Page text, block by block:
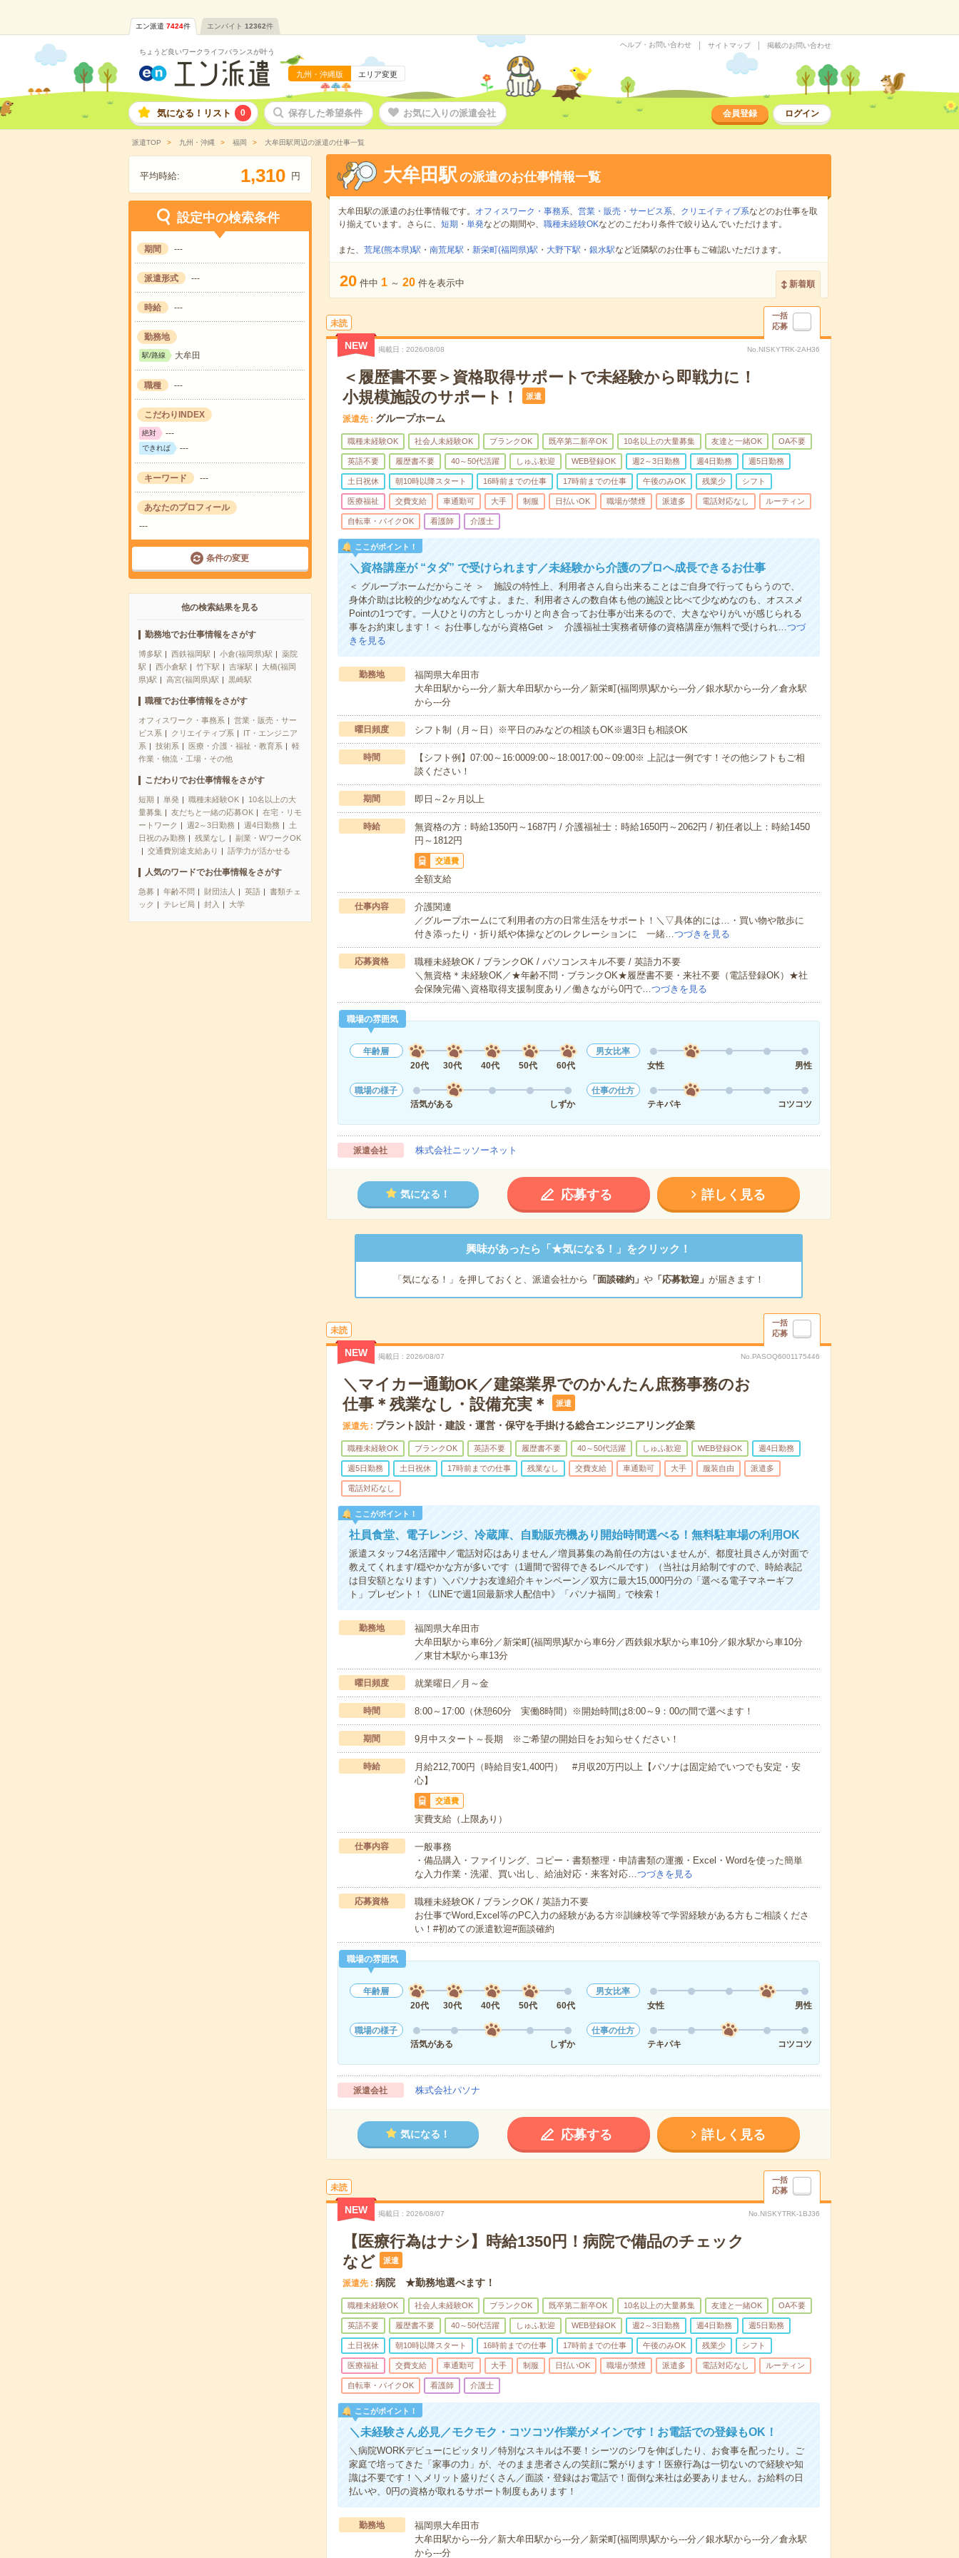
エン派遣 7424件 エンバイト 12362件
ちょうど良いワークライフバランスが叶う
九州・沖縄版 エリア変更
ヘルプ・お問い合わせ サイトマップ 掲載のお問い合わせ
気になる！リスト 0 保存した希望条件 お気に入りの派遣会社 会員登録 ログイン
派遣TOP 九州・沖縄 福岡 大牟田駅周辺の派遣の仕事一覧
平均時給: 1,310 円
設定中の検索条件
期間 ---
派遣形式 ---
時給 ---
勤務地
駅/路線 大牟田
職種 ---
こだわりINDEX
絶対 ---
できれば ---
キーワード ---
あなたのプロフィール
---
条件の変更
他の検索結果を見る
勤務地でお仕事情報をさがす
博多駅 西鉄福岡駅 小倉(福岡県)駅
薬院
駅
西小倉駅 竹下駅 吉塚駅
大橋(福岡
県)駅
高宮(福岡県)駅 黒崎駅
職種でお仕事情報をさがす
オフィスワーク・事務系
営業・販売・サー
ビス系
クリエイティブ系
IT・エンジニア
系
技術系 医療・介護・福祉・教育系
軽
作業・物流・工場・その他
こだわりでお仕事情報をさがす
短期 単発 職種未経験OK
10名以上の大
量募集
友だちと一緒の応募OK
在宅・リモ
ートワーク
週2～3日勤務 週4日勤務
土
日祝のみ勤務
残業なし
副業・WワークOK
交通費別途支給あり
語学力が活かせる
人気のワードでお仕事情報をさがす
急募 年齢不問 財団法人 英語
書類チェ
ック
テレビ局 封入 大学
大牟田駅の派遣のお仕事情報一覧
大牟田駅の派遣のお仕事情報です。 オフィスワーク・事務系、 営業・販売・サービス系、 クリエイティブ系などのお仕事を取
り揃えています。さらに、 短期 ・ 単発などの期間や、 職種未経験OKなどのこだわり条件で絞り込んでいただけます。
また、 荒尾(熊本県)駅 ・ 南荒尾駅 ・ 新栄町(福岡県)駅 ・ 大野下駅 ・ 銀水駅など近隣駅のお仕事もご確認いただけます。
20 件中 1 ～ 20 件を表示中 新着順
未読
一括
応募
NEW 掲載日 2026/08/08 No.NISKYTRK-2AH36
＜履歴書不要＞資格取得サポートで未経験から即戦力に！
小規模施設のサポート！
派遣
派遣先 グループホーム
職種未経験OK 社会人未経験OK ブランクOK 既卒第二新卒OK 10名以上の大量募集 友達と一緒OK OA不要
英語不要 履歴書不要 40～50代活躍 しゅふ歓迎 WEB登録OK 週2～3日勤務 週4日勤務 週5日勤務
土日祝休 朝10時以降スタート 16時前までの仕事 17時前までの仕事 午後のみOK 残業少 シフト
医療福祉 交費支給 車通勤可 大手 制服 日払いOK 職場が禁煙 派遣多 電話対応なし ルーティン
自転車・バイクOK 看護師 介護士
ここがポイント！
＼資格講座が “タダ” で受けられます／未経験から介護のプロへ成長できるお仕事
＜ グループホームだからこそ ＞ 施設の特性上、利用者さん自ら出来ることはご自身で行ってもらうので、
身体介助は比較的少なめなんですよ。また、利用者さんの数自体も他の施設と比べて少なめなのも、オススメ
Pointの1つです。一人ひとりの方としっかりと向き合ってお仕事が出来るので、大きなやりがいが感じられる
事をお約束します！＜ お仕事しながら資格Get ＞ 介護福祉士実務者研修の資格講座が無料で受けられ…つづ
きを見る
勤務地
福岡県大牟田市
大牟田駅から---分／新大牟田駅から---分／新栄町(福岡県)駅から---分／銀水駅から---分／倉永駅
から---分
曜日頻度 シフト制（月～日）※平日のみなどの相談もOK※週3日も相談OK
時間
【シフト例】07:00～16:0009:00～18:0017:00～09:00※ 上記は一例です！その他シフトもご相
談ください！
期間 即日～2ヶ月以上
時給
無資格の方：時給1350円～1687円 / 介護福祉士：時給1650円～2062円 / 初任者以上：時給1450
円～1812円
交通費
全額支給
仕事内容
介護関連
／グループホームにて利用者の方の日常生活をサポート！＼▽具体的には…・買い物や散歩に
付き添ったり・折り紙や体操などのレクレーションに 一緒…つづきを見る
応募資格
職種未経験OK / ブランクOK / パソコンスキル不要 / 英語力不要
＼無資格＊未経験OK／★年齢不問・ブランクOK★履歴書不要・来社不要（電話登録OK）★社
会保険完備＼資格取得支援制度あり／働きながら0円で…つづきを見る
職場の雰囲気
年齢層
20代
30代 40代 50代 60代
男女比率
女性
男性
職場の様子
活気がある
しずか
仕事の仕方
テキパキ
コツコツ
派遣会社 株式会社ニッソーネット
気になる！ 応募する 詳しく見る
興味があったら「★気になる！」をクリック！
「気になる！」を押しておくと、派遣会社から 「面談確約」 や「応募歓迎」 が届きます！
未読
一括
応募
NEW 掲載日 2026/08/07 No.PASOQ6001175446
＼マイカー通勤OK／建築業界でのかんたん庶務事務のお
仕事＊残業なし・設備充実＊
派遣
派遣先 プラント設計・建設・運営・保守を手掛ける総合エンジニアリング企業
職種未経験OK ブランクOK 英語不要 履歴書不要 40～50代活躍 しゅふ歓迎 WEB登録OK 週4日勤務
週5日勤務 土日祝休 17時前までの仕事 残業なし 交費支給 車通勤可 大手 服装自由 派遣多
電話対応なし
ここがポイント！
社員食堂、電子レンジ、冷蔵庫、自動販売機あり開始時間選べる！無料駐車場の利用OK
派遣スタッフ4名活躍中／電話対応はありません／増員募集の為前任の方はいませんが、都度社員さんが対面で
教えてくれます/穏やかな方が多いです（1週間で習得できるレベルです）（当社は月給制ですので、時給表記
は目安額となります）＼パソナお友達紹介キャンペーン／双方に最大15,000円分の「選べる電子マネーギフ
ト」プレゼント！《LINEで週1回最新求人配信中》「パソナ福岡」で検索！
勤務地
福岡県大牟田市
大牟田駅から車6分／新栄町(福岡県)駅から車6分／西鉄銀水駅から車10分／銀水駅から車10分
／東甘木駅から車13分
曜日頻度 就業曜日／月～金
時間 8:00～17:00（休憩60分 実働8時間）※開始時間は8:00～9：00の間で選べます！
期間 9月中スタート～長期 ※ご希望の開始日をお知らせください！
時給
月給212,700円（時給目安1,400円） #月収20万円以上【パソナは固定給でいつでも安定・安
心】
交通費
実費支給（上限あり）
仕事内容
一般事務
・備品購入・ファイリング、コピー・書類整理・申請書類の運搬・Excel・Wordを使った簡単
な入力作業・洗濯、買い出し、給油対応・来客対応…つづきを見る
応募資格
職種未経験OK / ブランクOK / 英語力不要
お仕事でWord,Excel等のPC入力の経験がある方※訓練校等で学習経験がある方もご相談くださ
い！#初めての派遣歓迎#面談確約
職場の雰囲気
年齢層
20代
30代 40代 50代 60代
男女比率
女性
男性
職場の様子
活気がある
しずか
仕事の仕方
テキパキ
コツコツ
派遣会社 株式会社パソナ
気になる！ 応募する 詳しく見る
未読
一括
応募
NEW 掲載日 2026/08/07 No.NISKYTRK-1BJ36
【医療行為はナシ】時給1350円！病院で備品のチェック
など
派遣
派遣先 病院 ★勤務地選べます！
職種未経験OK 社会人未経験OK ブランクOK 既卒第二新卒OK 10名以上の大量募集 友達と一緒OK OA不要
英語不要 履歴書不要 40～50代活躍 しゅふ歓迎 WEB登録OK 週2～3日勤務 週4日勤務 週5日勤務
土日祝休 朝10時以降スタート 16時前までの仕事 17時前までの仕事 午後のみOK 残業少 シフト
医療福祉 交費支給 車通勤可 大手 制服 日払いOK 職場が禁煙 派遣多 電話対応なし ルーティン
自転車・バイクOK 看護師 介護士
ここがポイント！
＼未経験さん必見／モクモク・コツコツ作業がメインです！お電話での登録もOK！
＼病院WORKデビューにピッタリ／特別なスキルは不要！シーツのシワを伸ばしたり、お食事を配ったり。ご
家庭で培ってきた「家事の力」が、そのまま患者さんの笑顔に繋がります！医療行為は一切ないので経験や知
識は不要です！＼メリット盛りだくさん／面談・登録はお電話で！面倒な来社は必要ありません。お給料の日
払いや、0円の資格が取れるサポート制度もあります！
勤務地
福岡県大牟田市
大牟田駅から---分／新大牟田駅から---分／新栄町(福岡県)駅から---分／銀水駅から---分／倉永駅
から---分